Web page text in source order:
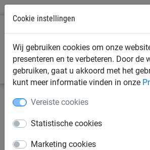
Cookie instellingen
Wij gebruiken cookies om onze
presenteren en te verbeteren. Door de
gebruiken, gaat u akkoord met het
kunt meer informatie vinden in onze
Vereiste cookies
Statistische cookies
Marketing cookies